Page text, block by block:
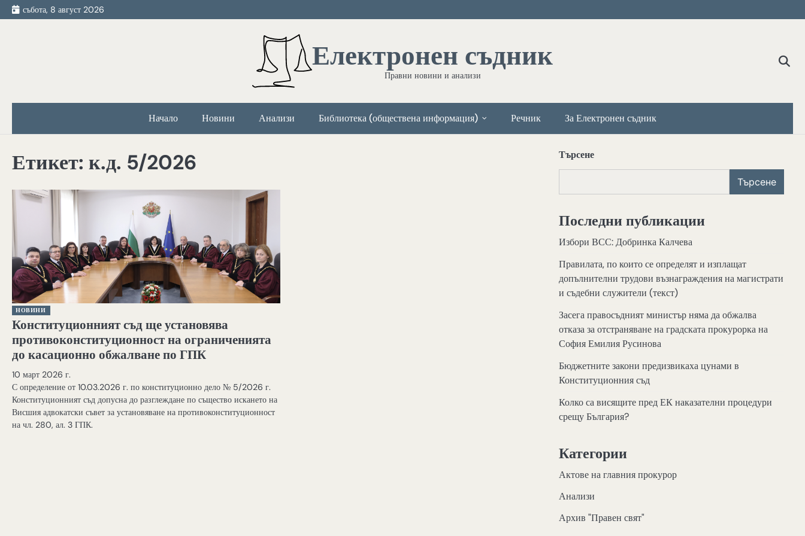
Skip
to
събота, 8 август 2026
Електронен съдник
Правни новини и анализи
Начало Новини Анализи Библиотека (обществена информация) Речник За Електронен съдник
Етикет: к.д. 5/2026
НОВИНИ
Конституционният съд ще установява
противоконституционност на ограниченията
до касационно обжалване по ГПК
10 март 2026 г.
С определение от 10.03.2026 г. по конституционно дело № 5/2026 г.
Конституционният съд допусна до разглеждане по същество искането на
Висшия адвокатски съвет за установяване на противоконституционност
на чл. 280, ал. 3 ГПК.
Търсене
Търсене
Последни публикации
Избори ВСС: Добринка Калчева
Правилата, по които се определят и изплащат
допълнителни трудови възнаграждения на магистрати
и съдебни служители (текст)
Засега правосъдният министър няма да обжалва
отказа за отстраняване на градската прокурорка на
София Емилия Русинова
Бюджетните закони предизвикаха цунами в
Конституционния съд
Колко са висящите пред ЕК наказателни процедури
срещу България?
Категории
Актове на главния прокурор
Анализи
Архив "Правен свят"